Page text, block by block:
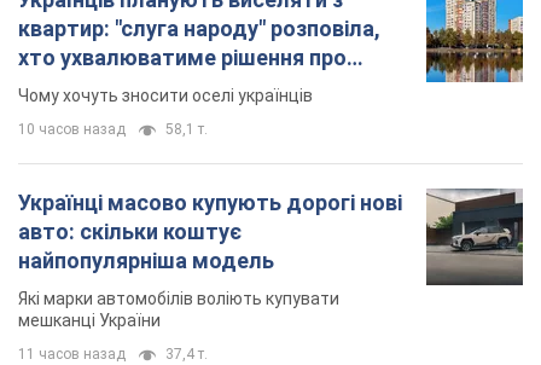
квартир: "слуга народу" розповіла,
хто ухвалюватиме рішення про
знесення будинків
Чому хочуть зносити оселі українців
10 часов назад 58,1 т.
Українці масово купують дорогі нові
авто: скільки коштує
найпопулярніша модель
Які марки автомобілів воліють купувати
мешканці України
11 часов назад 37,4 т.